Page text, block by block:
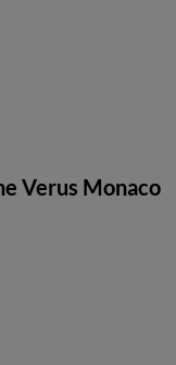
Verus Monaco